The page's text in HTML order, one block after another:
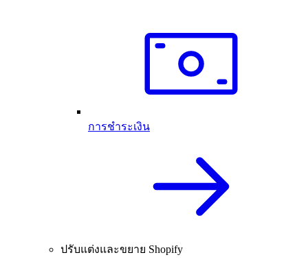
การชำระเงิน
ปรับแต่งและขยาย Shopify